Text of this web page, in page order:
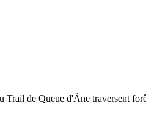
de Queue d'Âne traversent